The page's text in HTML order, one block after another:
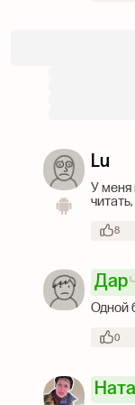
Lu
У меня
8
Дар
Одной
0